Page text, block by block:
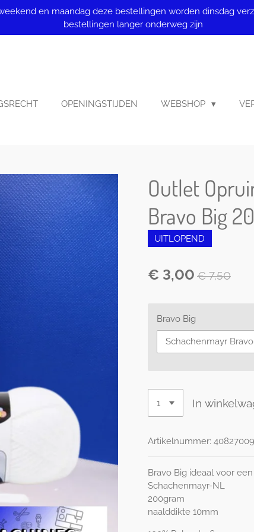
en maandag deze bestellingen worden dinsdag
bestellingen langer onderweg zijn
OPENINGSTIJDEN WEBSHOP
Outlet
Bravo Big
UITLOPEND
€ 3,00 € 7,50
Bravo Big
In
Artikelnummer:
Bravo Big ideaal voor
Schachenmayr-NL
200gram
naalddikte 10mm